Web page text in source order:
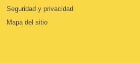
Seguridad y privacidad
Mapa del sitio